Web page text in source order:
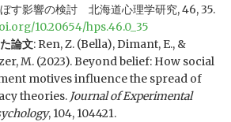
す影響の検討 北海道心理学研究, 46, 35.
10.20654/hps.46.0_35
論文: Ren, Z. (Bella), Dimant, E., &
M. (2023). Beyond belief: How social
motives influence the spread of
theories. Journal of Experimental
, 104, 104421.